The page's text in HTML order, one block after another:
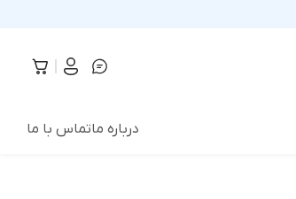
درباره ماتماس با ما